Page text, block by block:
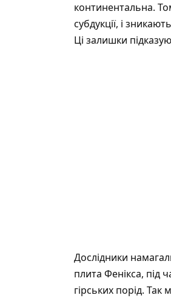
континентальна.
субдукції, і
Ці залишки
Дослідники
плита Фенікса, під
гірських порід.